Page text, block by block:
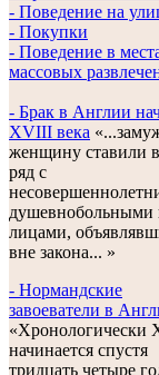
- Поведение на
- Покупки
- Поведение в
массовых
- Брак в Англии
XVIII века
женщину ставили
ряд с
душевнобольными
лицами,
вне закона... »
- Нормандские
завоеватели в
«Хронологически
начинается спустя
тридцать четыре